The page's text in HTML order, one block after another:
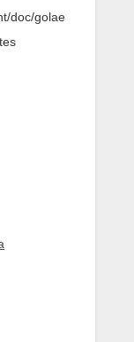
doc/golae